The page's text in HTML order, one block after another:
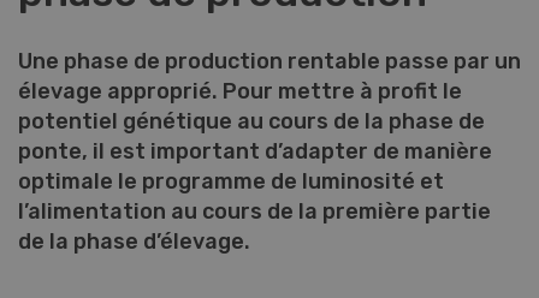
Une phase de production rentable passe par un
élevage approprié. Pour mettre à profit le
potentiel génétique au cours de la phase de
ponte, il est important d’adapter de manière
optimale le programme de luminosité et
l’alimentation au cours de la première partie
de la phase d’élevage.